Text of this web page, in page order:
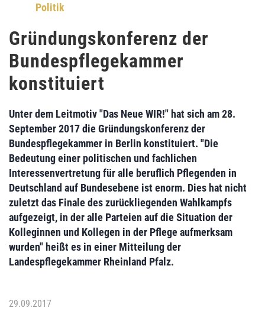
Politik
Gründungskonferenz der
Bundespflegekammer
konstituiert
Unter dem Leitmotiv "Das Neue WIR!" hat sich am 28.
September 2017 die Gründungskonferenz der
Bundespflegekammer in Berlin konstituiert. "Die
Bedeutung einer politischen und fachlichen
Interessenvertretung für alle beruflich Pflegenden in
Deutschland auf Bundesebene ist enorm. Dies hat nicht
zuletzt das Finale des zurückliegenden Wahlkampfs
aufgezeigt, in der alle Parteien auf die Situation der
Kolleginnen und Kollegen in der Pflege aufmerksam
wurden" heißt es in einer Mitteilung der
Landespflegekammer Rheinland Pfalz.
29.09.2017